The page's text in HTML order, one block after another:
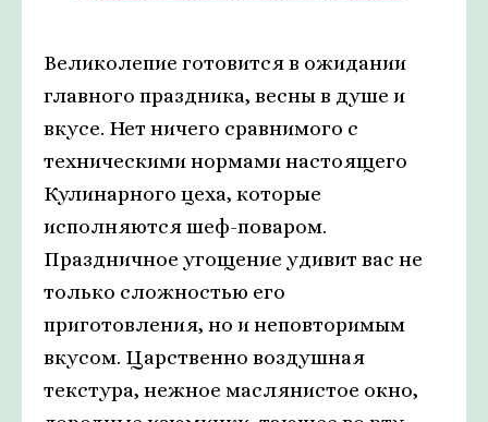
Великолепие готовится в ожидании
главного праздника, весны в душе и
вкусе. Нет ничего сравнимого с
техническими нормами настоящего
Кулинарного цеха, которые
исполняются шеф-поваром.
Праздничное угощение удивит вас не
только сложностью его
приготовления, но и неповторимым
вкусом. Царственно воздушная
текстура, нежное маслянистое окно,